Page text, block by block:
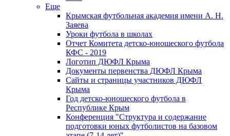
Еще
Крымская футбольная академия имени А. Н.
Заяева
Уроки футбола в школах
Отчет Комитета детско-юношеского футбола
КФС - 2019
Логотип ДЮФЛ Крыма
Документы первенства ДЮФЛ Крыма
Сайты и страницы участников ДЮФЛ
Крыма
Год детско-юношеского футбола в
Республике Крым
Конференция "Структура и содержание
подготовки юных футболистов на базовом